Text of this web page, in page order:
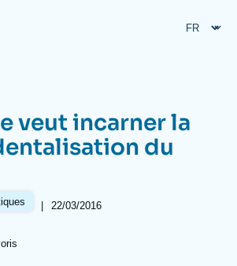
veut incarner la
du
| 22/03/2016